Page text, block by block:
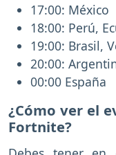
17:00: México
18:00: Perú,
19:00: Brasil,
20:00:
00:00 España
¿Cómo ver el
Fortnite?